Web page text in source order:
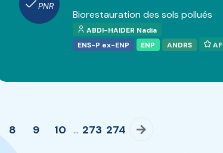
PNR
Biorestauration des sols pollués
ABDI-HAIDER Nadia
ENS-P ex-ENP
ENP ANDRS AF
8 9 10 ... 273 274